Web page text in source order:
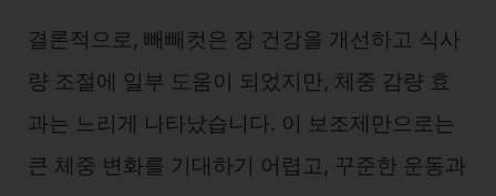
결론적으로, 빼빼컷은 장 건강을 개선하고 식사
량 조절에 일부 도움이 되었지만, 체중 감량 효
과는 느리게 나타났습니다. 이 보조제만으로는
큰 체중 변화를 기대하기 어렵고, 꾸준한 운동과